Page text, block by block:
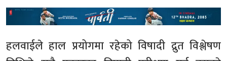
हलवाईले हाल प्रयोगमा रहेको विषादी द्रुत विश्लेषण